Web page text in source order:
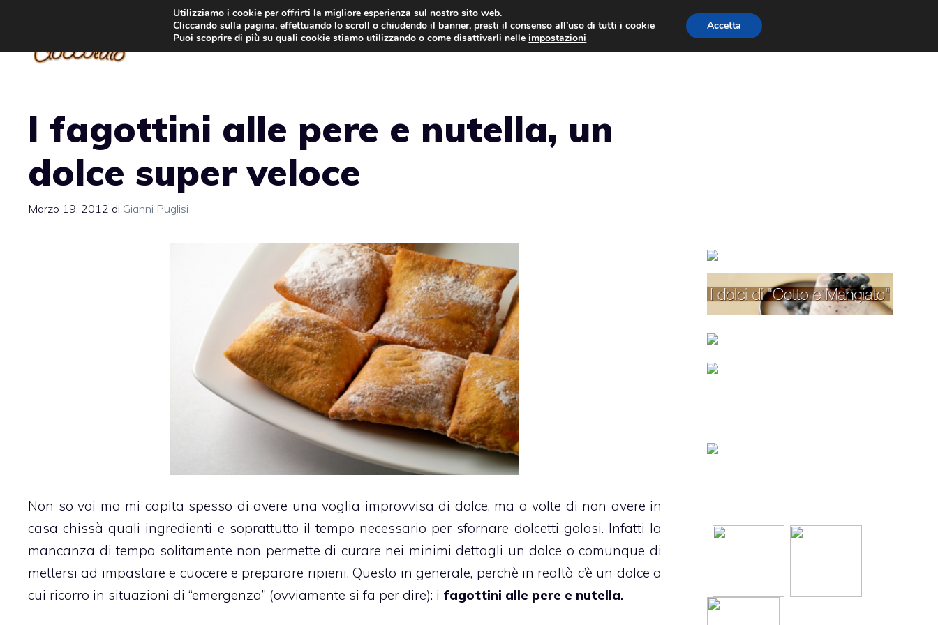
contenuto
TORTE AL CIOCCOLATO TORTE CLASSICHE TORTE PER BAMBINI
I fagottini alle pere e nutella, un
dolce super veloce
Marzo 19, 2012 di Gianni Puglisi
Non so voi ma mi capita spesso di avere una voglia improvvisa di dolce, ma a volte di non avere in
casa chissà quali ingredienti e soprattutto il tempo necessario per sfornare dolcetti golosi. Infatti la
mancanza di tempo solitamente non permette di curare nei minimi dettagli un dolce o comunque di
mettersi ad impastare e cuocere e preparare ripieni. Questo in generale, perchè in realtà c’è un dolce a
cui ricorro in situazioni di “emergenza” (ovviamente si fa per dire): i fagottini alle pere e nutella.
Utilizziamo i cookie per offrirti la migliore esperienza sul nostro sito web.
Cliccando sulla pagina, effettuando lo scroll o chiudendo il banner, presti il consenso all’uso di tutti i cookie
Puoi scoprire di più su quali cookie stiamo utilizzando o come disattivarli nelleimpostazioni
Accetta